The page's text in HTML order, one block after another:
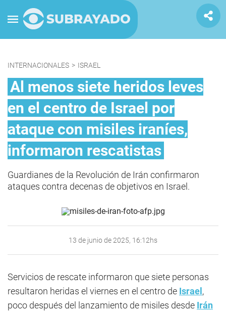
INTERNACIONALES > ISRAEL
Al menos siete heridos leves
en el centro de Israel por
ataque con misiles iraníes,
informaron rescatistas
Guardianes de la Revolución de Irán confirmaron
ataques contra decenas de objetivos en Israel.
13 de junio de 2025, 16:12hs
Servicios de rescate informaron que siete personas
resultaron heridas el viernes en el centro de Israel ,
poco después del lanzamiento de misiles desde Irán